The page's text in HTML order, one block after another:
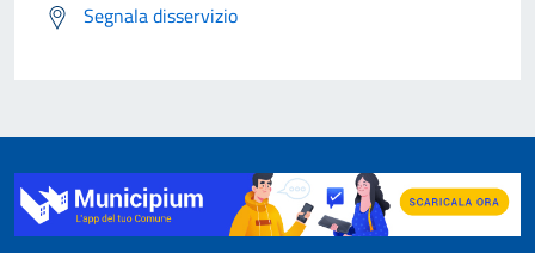
Segnala disservizio